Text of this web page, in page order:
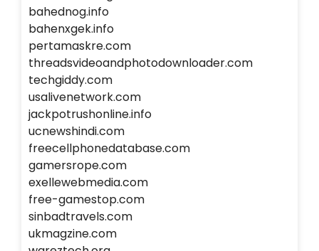
bahednog.info
bahenxgek.info
pertamaskre.com
threadsvideoandphotodownloader.com
techgiddy.com
usalivenetwork.com
jackpotrushonline.info
ucnewshindi.com
freecellphonedatabase.com
gamersrope.com
exellewebmedia.com
free-gamestop.com
sinbadtravels.com
ukmagzine.com